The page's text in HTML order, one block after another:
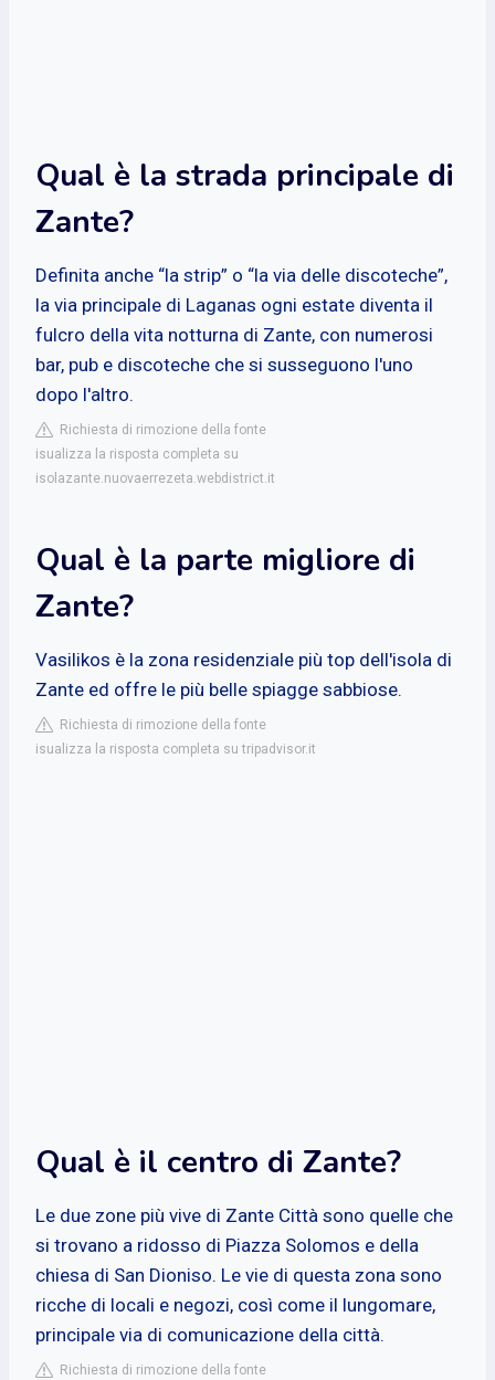
Qual è la strada principale di
Zante?
Definita anche “la strip” o “la via delle discoteche”,
la via principale di Laganas ogni estate diventa il
fulcro della vita notturna di Zante, con numerosi
bar, pub e discoteche che si susseguono l'uno
dopo l'altro.
Richiesta di rimozione della fonte
isualizza la risposta completa su
isolazante.nuovaerrezeta.webdistrict.it
Qual è la parte migliore di
Zante?
Vasilikos è la zona residenziale più top dell'isola di
Zante ed offre le più belle spiagge sabbiose.
Richiesta di rimozione della fonte
isualizza la risposta completa su tripadvisor.it
Qual è il centro di Zante?
Le due zone più vive di Zante Città sono quelle che
si trovano a ridosso di Piazza Solomos e della
chiesa di San Dioniso. Le vie di questa zona sono
ricche di locali e negozi, così come il lungomare,
principale via di comunicazione della città.
Richiesta di rimozione della fonte